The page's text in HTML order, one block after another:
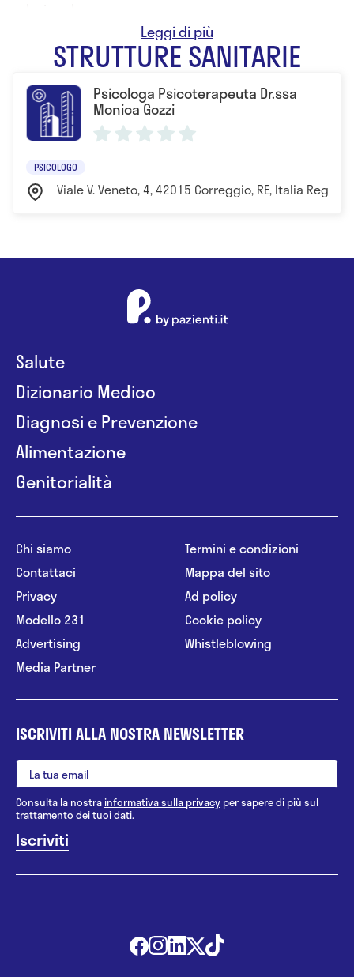
- Formazione sui gruppi di abilità sociali facenti
parte della terapia dialettico comportamentale
- 2018 Specializzazione in Mindfulness
Professionale Training organizzato
dall’Associazione Italiana Mindfulness
STRUTTURE SANITARIE
Psicologa Psicoterapeuta Dr.ssa
Monica Gozzi
PSICOLOGO
Viale V. Veneto, 4, 42015 Correggio, RE, Italia Reggio
Salute
Dizionario Medico
Diagnosi e Prevenzione
Alimentazione
Genitorialità
Chi siamo
Contattaci
Privacy
Modello 231
Advertising
Media Partner
Termini e condizioni
Mappa del sito
Ad policy
Cookie policy
Whistleblowing
ISCRIVITI ALLA NOSTRA NEWSLETTER
Consulta la nostrainformativa sulla privacy per sapere di più sul
trattamento dei tuoi dati.